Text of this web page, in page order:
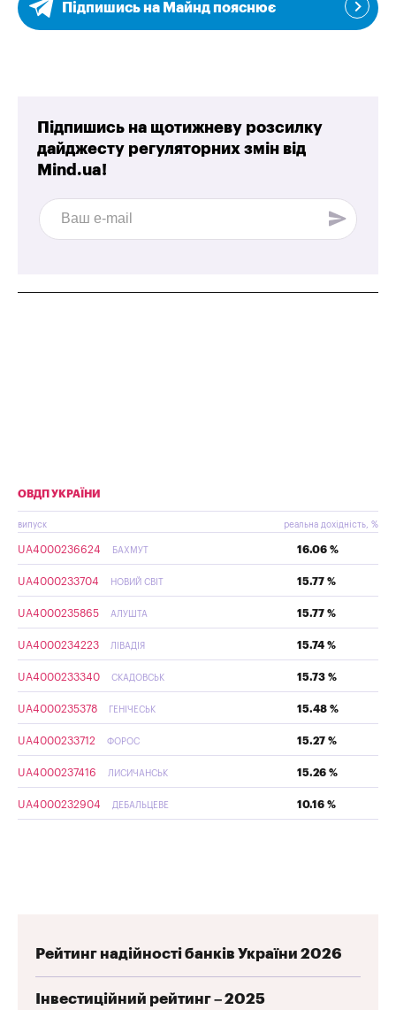
Підпишись на Майнд пояснює
Підпишись на щотижневу розсилку
дайджесту регуляторних змін від
Mind.ua!
ОВДП УКРАЇНИ
випуск реальна дохідність, %
UA4000236624 БАХМУТ 16.06 %
UA4000233704 НОВИЙ СВІТ 15.77 %
UA4000235865 АЛУШТА 15.77 %
UA4000234223 ЛІВАДІЯ 15.74 %
UA4000233340 СКАДОВСЬК 15.73 %
UA4000235378 ГЕНІЧЕСЬК 15.48 %
UA4000233712 ФОРОС 15.27 %
UA4000237416 ЛИСИЧАНСЬК 15.26 %
UA4000232904 ДЕБАЛЬЦЕВЕ 10.16 %
Рейтинг надійності банків України 2026
Інвестиційний рейтинг – 2025